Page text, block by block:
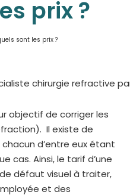
prix ?
sont les prix ?
objectif de corriger les
Il existe de
d’entre eux étant
cas. Ainsi, le tarif d’une
défaut visuel à traiter,
et des